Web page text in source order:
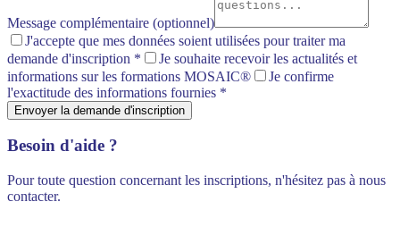
Message complémentaire (optionnel)
J'accepte que mes données soient utilisées pour traiter ma
demande d'inscription *
Je souhaite recevoir les actualités et
informations sur les formations MOSAIC®
Je confirme
l'exactitude des informations fournies *
Envoyer la demande d'inscription
Besoin d'aide ?
Pour toute question concernant les inscriptions, n'hésitez pas à nous
contacter.